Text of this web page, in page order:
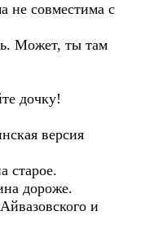
не совместима с
Может, ты там
дочку!
версия
старое.
дороже.
и